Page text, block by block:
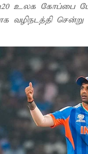
உலக கோப்பை
வழிநடத்தி